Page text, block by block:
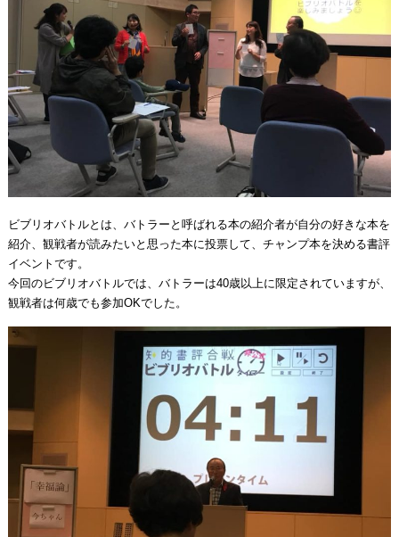
ビブリオバトルとは、バトラーと呼ばれる本の紹介者が自分の好きな本を
紹介、観戦者が読みたいと思った本に投票して、チャンプ本を決める書評
イベントです。
今回のビブリオバトルでは、バトラーは40歳以上に限定されていますが、
観戦者は何歳でも参加OKでした。